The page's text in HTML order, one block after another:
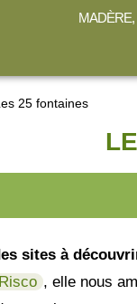
MADÈRE,
25 fontaines
sites à
, elle nous